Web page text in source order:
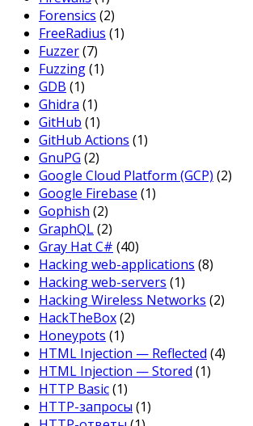
Forensics (2)
FreeRadius (1)
Fuzzer(7)
Fuzzing(1)
GDB (1)
Ghidra (1)
GitHub (1)
GitHub Actions (1)
GnuPG (2)
Google Cloud Platform (GCP) (2)
Google Firebase (1)
Gophish (2)
GraphQL(2)
Gray Hat C# (40)
Hacking web-applications (8)
Hacking web-servers (1)
Hacking Wireless Networks (2)
HackTheBox(2)
Honeypots (1)
HTML Injection — Reflected (4)
HTML Injection — Stored (1)
HTTP Basic(1)
HTTP-запросы (1)